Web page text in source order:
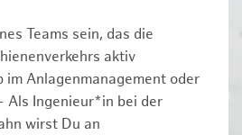
Teams sein, das die
aktiv
im Anlagenmanagement oder
Als Ingenieur*in bei der
wirst Du an